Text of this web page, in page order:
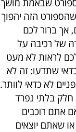
שבאמת מושך
הזה יהפוך
אך ברור לכם
של רכיבה על
לראות לא מעט
שתדעו: זה לא
לא כדאי לוותר.
חלק בלתי נפרד
אתם רוכבים
שאתם יוצאים